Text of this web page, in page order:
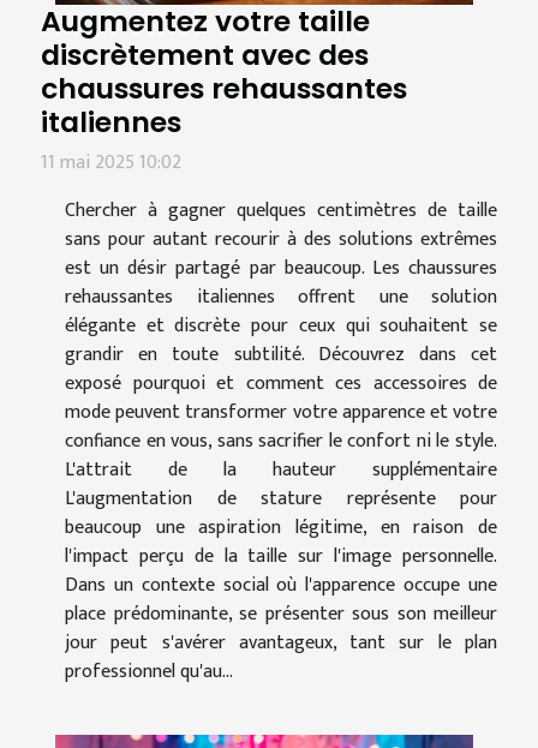
Augmentez votre taille
discrètement avec des
chaussures rehaussantes
italiennes
11 mai 2025 10:02
Chercher à gagner quelques centimètres de taille
sans pour autant recourir à des solutions extrêmes
est un désir partagé par beaucoup. Les chaussures
rehaussantes italiennes offrent une solution
élégante et discrète pour ceux qui souhaitent se
grandir en toute subtilité. Découvrez dans cet
exposé pourquoi et comment ces accessoires de
mode peuvent transformer votre apparence et votre
confiance en vous, sans sacrifier le confort ni le style.
L'attrait de la hauteur supplémentaire
L'augmentation de stature représente pour
beaucoup une aspiration légitime, en raison de
l'impact perçu de la taille sur l'image personnelle.
Dans un contexte social où l'apparence occupe une
place prédominante, se présenter sous son meilleur
jour peut s'avérer avantageux, tant sur le plan
professionnel qu'au...